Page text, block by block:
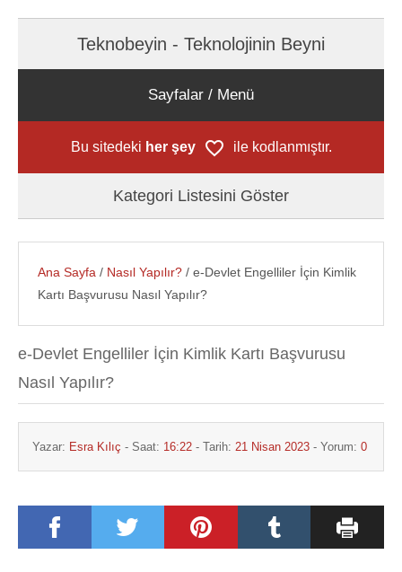
Teknobeyin - Teknolojinin Beyni
Sayfalar / Menü
Bu sitedeki her şey ile kodlanmıştır.
Kategori Listesini Göster
Ana Sayfa / Nasıl Yapılır? / e-Devlet Engelliler İçin Kimlik
Kartı Başvurusu Nasıl Yapılır?
e-Devlet Engelliler İçin Kimlik Kartı Başvurusu
Nasıl Yapılır?
Yazar: Esra Kılıç - Saat: 16:22 - Tarih: 21 Nisan 2023 - Yorum: 0